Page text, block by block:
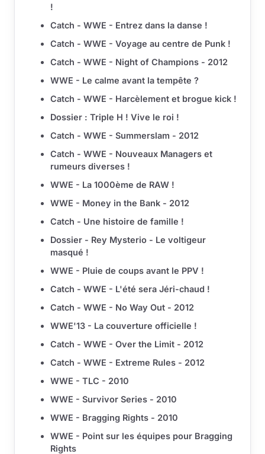
!
Catch - WWE - Entrez dans la danse !
Catch - WWE - Voyage au centre de Punk !
Catch - WWE - Night of Champions - 2012
WWE - Le calme avant la tempête ?
Catch - WWE - Harcèlement et brogue kick !
Dossier : Triple H ! Vive le roi !
Catch - WWE - Summerslam - 2012
Catch - WWE - Nouveaux Managers et
rumeurs diverses !
WWE - La 1000ème de RAW !
WWE - Money in the Bank - 2012
Catch - Une histoire de famille !
Dossier - Rey Mysterio - Le voltigeur
masqué !
WWE - Pluie de coups avant le PPV !
Catch - WWE - L'été sera Jéri-chaud !
Catch - WWE - No Way Out - 2012
WWE'13 - La couverture officielle !
Catch - WWE - Over the Limit - 2012
Catch - WWE - Extreme Rules - 2012
WWE - TLC - 2010
WWE - Survivor Series - 2010
WWE - Bragging Rights - 2010
WWE - Point sur les équipes pour Bragging
Rights